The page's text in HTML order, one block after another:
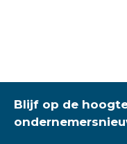
Blijf op de